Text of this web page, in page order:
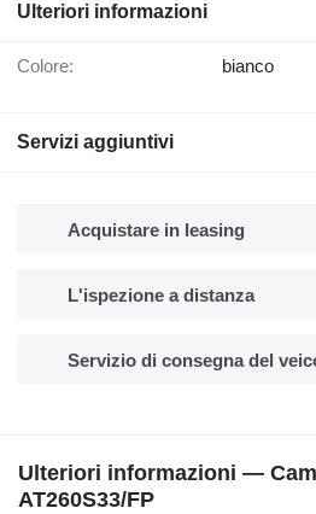
Ulteriori informazioni
Colore: bianco
Servizi aggiuntivi
Acquistare in leasing
L'ispezione a distanza
Servizio di consegna del
Ulteriori informazioni —
AT260S33/FP